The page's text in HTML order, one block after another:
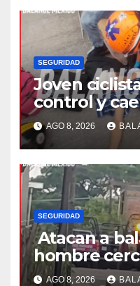
SEGURIDAD
Joven
control y
banqueta
AGO 8, 2026
SEGURIDAD
Atacan a
hombre
General de
AGO 8, 2026